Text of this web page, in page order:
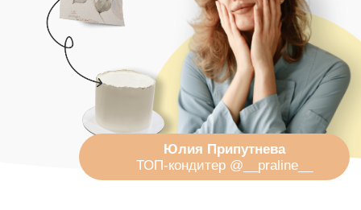
Делаем потрясающий декор,
который сводит с ума весь
интернет и заказчиков!
Получится даже у тех, кто считает,
что не умеет рисовать